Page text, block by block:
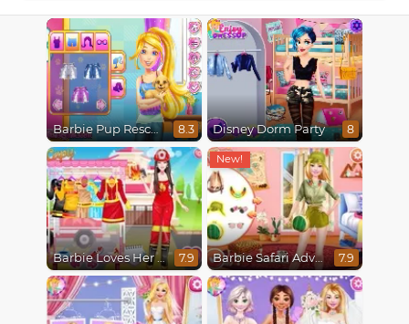
Barbie Pup Rescue 8.3 Disney Dorm Party 8
Barbie Loves Her Job 7.9 Barbie Safari Adventure 7.9